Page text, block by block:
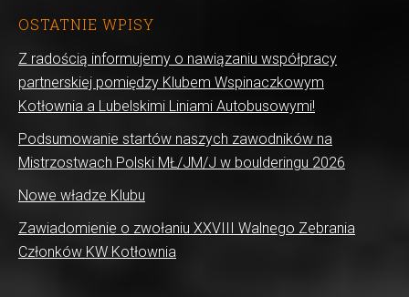
OSTATNIE WPISY
Z radością informujemy o nawiązaniu współpracy
partnerskiej pomiędzy Klubem Wspinaczkowym
Kotłownia a Lubelskimi Liniami Autobusowymi!
Podsumowanie startów naszych zawodników na
Mistrzostwach Polski MŁ/JM/J w boulderingu 2026
Nowe władze Klubu
Zawiadomienie o zwołaniu XXVIII Walnego Zebrania
Członków KW Kotłownia